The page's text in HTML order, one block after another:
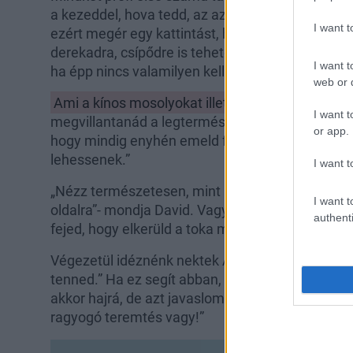
I want
I want
web or
I want
or app.
I want
I want
a kezeddel, hova tedd, az az, hogy nem hagyod
ezért megér egy kattintást, ha épp egy koktélt
derekadra, csípődre is teheted a kezed, vagy
ha épp nincs valamilyen kelléked.”
Ami a kínos mosolyokat illeti:
megvillantanád a legtermészetesebb
hogy mindig enyhén emeld fel a
lehessenek.”
„Nézz természetesen, mint például egy
oldalra”- mondja David. Vagy: „Ha egyenesen
fejed, hogy elkerüld a toka megjelenését.”
Végezetül idéznénk nektek Alex legfontosabb
tenned.” Ha ez segít abban, hogy
akkor hajrá, de azt javaslom, feledkezz meg a
ragyogó teremtés vagy!”